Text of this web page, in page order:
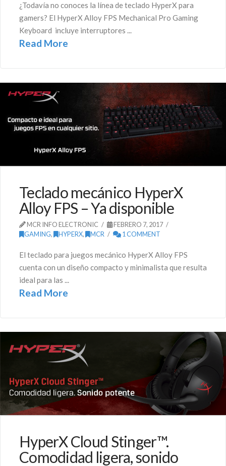
¿Todavía no conoces la línea de teclado HyperX para
gamers? El HyperX Alloy FPS Mechanical Pro Gaming
Keyboard incluye interruptores ...
Read More
Teclado mecánico HyperX
Alloy FPS – Ya disponible
MCR INFO ELECTRONIC
FEBRERO 7, 2017
GAMING, HYPERX, MCR 1 COMMENT
El teclado para juegos mecánico HyperX Alloy FPS
cuenta con un diseño compacto y minimalista que resulta
ideal para las ...
Read More
HyperX Cloud Stinger™.
Comodidad ligera, sonido